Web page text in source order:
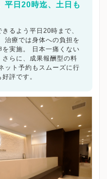
平日20時迄、土日も
るよう平日20時まで、
治療では身体への負担を
実施。 日本一痛くない
らに、成果報酬型の料
ット予約もスムーズに行
評です。